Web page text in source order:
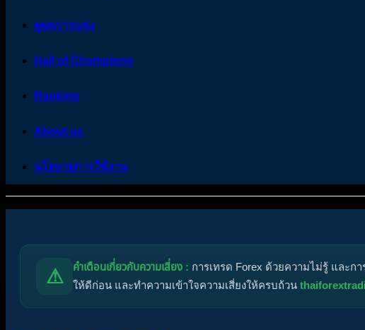
ดูผลการแข่ง
Hall of Champions
Ranking
About us
นโยบายการใช้งาน
⚠ คำเตือนเกี่ยวกับความเสี่ยง : การเทรด Forex ด้วยความไม่รู้ และก
ให้ดีก่อน และทำความเข้าใจความเสี่ยงให้ครบถ้วน